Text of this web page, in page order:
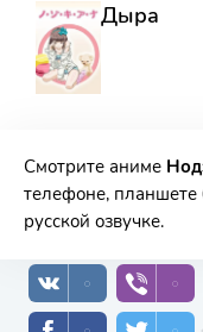
Дыра
Смотрите аниме
телефоне, планшете
русской озвучке.